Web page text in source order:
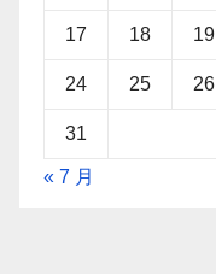
17 18 19
24 25 26
31
« 7 月